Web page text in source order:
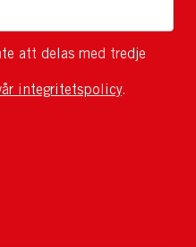
att delas med tredje
integritetspolicy.